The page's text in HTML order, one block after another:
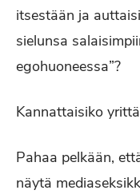
itsestään ja
sielunsa
egohuoneessa”?
Kannattaisiko
Pahaa pelkään,
näytä